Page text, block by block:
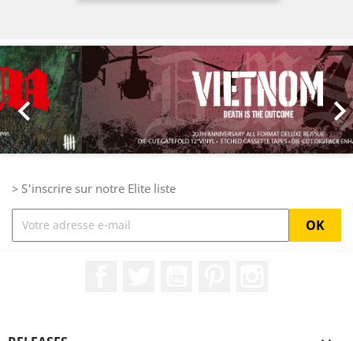

Précédent
> S'inscrire sur notre Elite liste